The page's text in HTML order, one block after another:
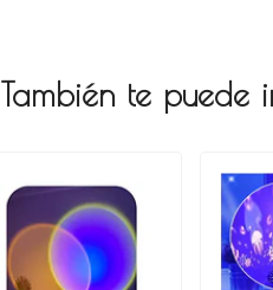
También te puede